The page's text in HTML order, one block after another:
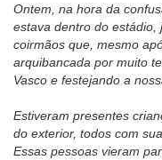
Ontem, na hora da
estava dentro do
coirmãos que, mesmo
arquibancada por muito
Vasco e festejando a
Estiveram presentes
do exterior, todos com
Essas pessoas vieram